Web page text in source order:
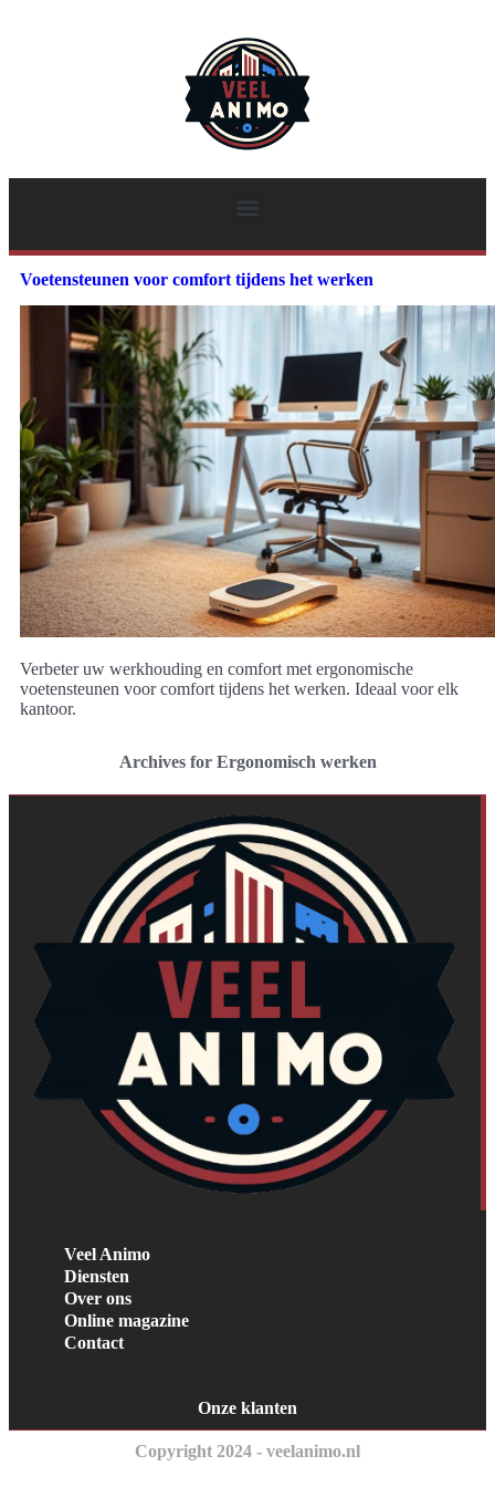
Voetensteunen voor comfort tijdens het werken
Verbeter uw werkhouding en comfort met ergonomische
voetensteunen voor comfort tijdens het werken. Ideaal voor elk
kantoor.
Archives for Ergonomisch werken
Veel Animo
Diensten
Over ons
Online magazine
Contact
Onze klanten
Copyright 2024 - veelanimo.nl